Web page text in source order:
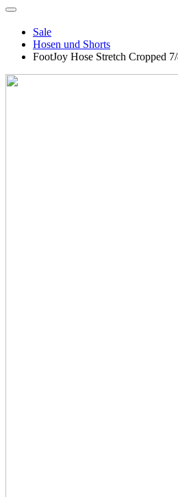
Sale
Hosen und Shorts
FootJoy Hose Stretch Cropped